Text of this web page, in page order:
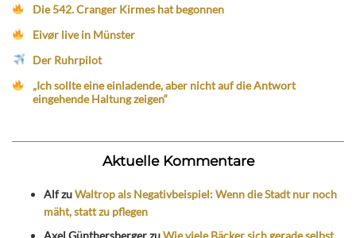
Die 542. Cranger Kirmes hat begonnen
Eivør live in Münster
Der Ruhrpilot
„Ich sollte eine einladende, aber nicht auf die Antwort
eingehende Haltung zeigen“
Aktuelle Kommentare
AlfzuWaltrop als Negativbeispiel: Wenn die Stadt nur noch
mäht, statt zu pflegen